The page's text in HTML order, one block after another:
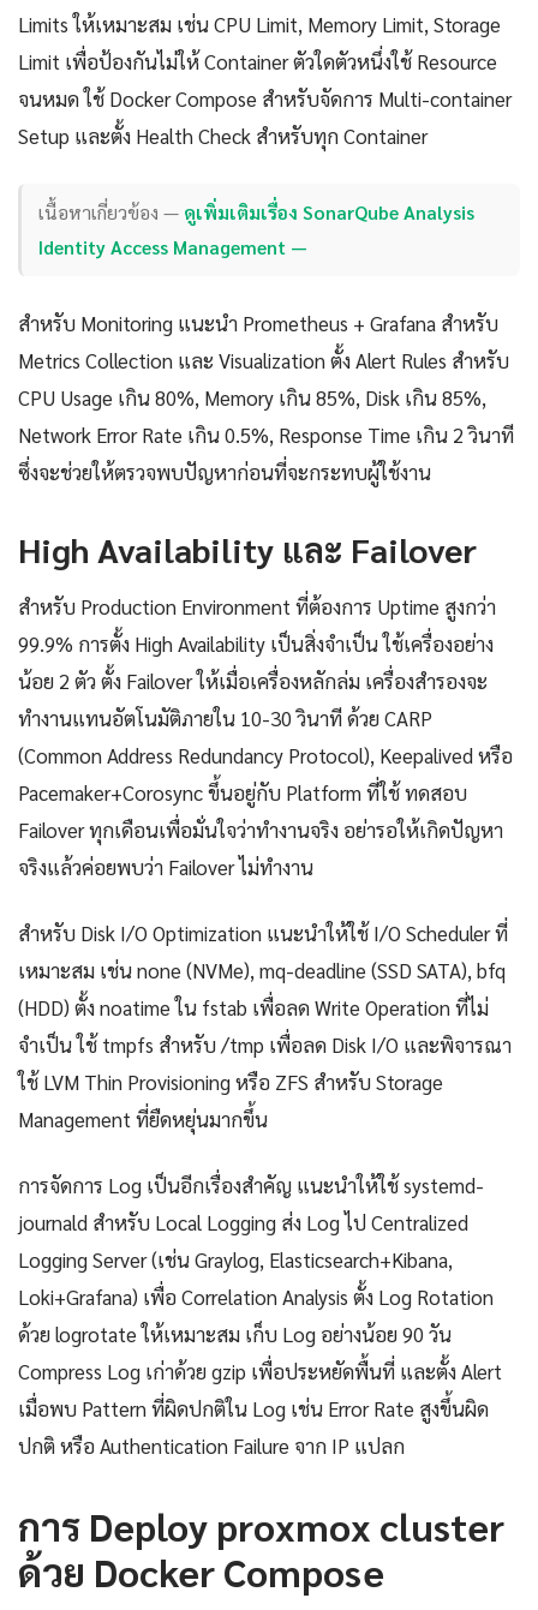
Limits ให้เหมาะสม เช่น CPU Limit, Memory Limit, Storage
Limit เพื่อป้องกันไม่ให้ Container ตัวใดตัวหนึ่งใช้ Resource
จนหมด ใช้ Docker Compose สำหรับจัดการ Multi-container
Setup และตั้ง Health Check สำหรับทุก Container
เนื้อหาเกี่ยวข้อง — ดูเพิ่มเติมเรื่อง SonarQube Analysis
Identity Access Management —
สำหรับ Monitoring แนะนำ Prometheus + Grafana สำหรับ
Metrics Collection และ Visualization ตั้ง Alert Rules สำหรับ
CPU Usage เกิน 80%, Memory เกิน 85%, Disk เกิน 85%,
Network Error Rate เกิน 0.5%, Response Time เกิน 2 วินาที
ซึ่งจะช่วยให้ตรวจพบปัญหาก่อนที่จะกระทบผู้ใช้งาน
High Availability และ Failover
สำหรับ Production Environment ที่ต้องการ Uptime สูงกว่า
99.9% การตั้ง High Availability เป็นสิ่งจำเป็น ใช้เครื่องอย่าง
น้อย 2 ตัว ตั้ง Failover ให้เมื่อเครื่องหลักล่ม เครื่องสำรองจะ
ทำงานแทนอัตโนมัติภายใน 10-30 วินาที ด้วย CARP
(Common Address Redundancy Protocol), Keepalived หรือ
Pacemaker+Corosync ขึ้นอยู่กับ Platform ที่ใช้ ทดสอบ
Failover ทุกเดือนเพื่อมั่นใจว่าทำงานจริง อย่ารอให้เกิดปัญหา
จริงแล้วค่อยพบว่า Failover ไม่ทำงาน
สำหรับ Disk I/O Optimization แนะนำให้ใช้ I/O Scheduler ที่
เหมาะสม เช่น none (NVMe), mq-deadline (SSD SATA), bfq
(HDD) ตั้ง noatime ใน fstab เพื่อลด Write Operation ที่ไม่
จำเป็น ใช้ tmpfs สำหรับ /tmp เพื่อลด Disk I/O และพิจารณา
ใช้ LVM Thin Provisioning หรือ ZFS สำหรับ Storage
Management ที่ยืดหยุ่นมากขึ้น
การจัดการ Log เป็นอีกเรื่องสำคัญ แนะนำให้ใช้ systemd-
journald สำหรับ Local Logging ส่ง Log ไป Centralized
Logging Server (เช่น Graylog, Elasticsearch+Kibana,
Loki+Grafana) เพื่อ Correlation Analysis ตั้ง Log Rotation
ด้วย logrotate ให้เหมาะสม เก็บ Log อย่างน้อย 90 วัน
Compress Log เก่าด้วย gzip เพื่อประหยัดพื้นที่ และตั้ง Alert
เมื่อพบ Pattern ที่ผิดปกติใน Log เช่น Error Rate สูงขึ้นผิด
ปกติ หรือ Authentication Failure จาก IP แปลก
การ Deploy proxmox cluster
ด้วย Docker Compose